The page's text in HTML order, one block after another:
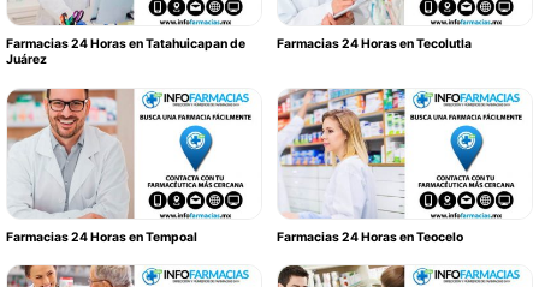
Farmacias 24 Horas en Tatahuicapan de
Juárez
Farmacias 24 Horas en Tecolutla
Farmacias 24 Horas en Tempoal Farmacias 24 Horas en Teocelo